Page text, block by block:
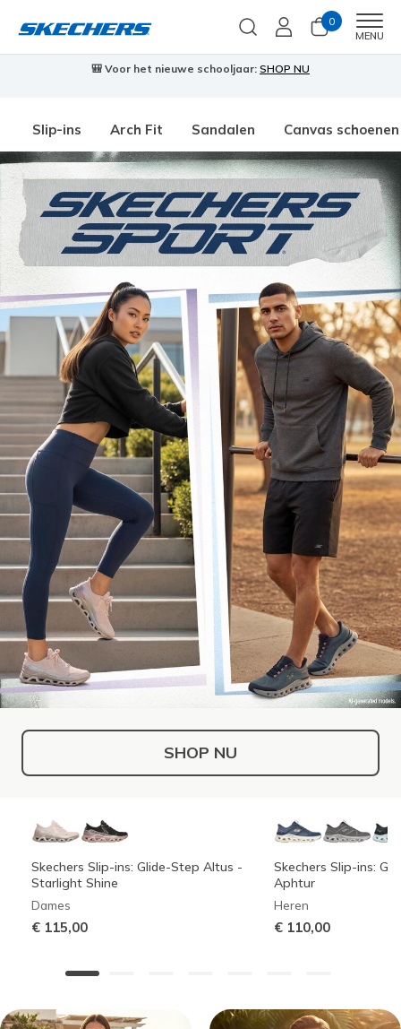
0
MENU
🎒 Voor het nieuwe schooljaar: SHOP NU
Slip-ins Arch Fit Sandalen Canvas schoenen
SHOP NU
Skechers Slip-ins: Glide-Step Altus -
Starlight Shine
Dames
€ 115,00
Skechers Slip-ins:
Aphtur
Heren
€ 110,00